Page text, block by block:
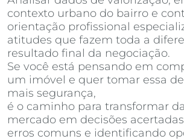
contexto urbano do bairro e
orientação profissional
atitudes que fazem toda a
resultado final da negociação.
Se você está pensando em
um imóvel e quer tomar essa
mais segurança,
é o caminho para transformar
mercado em decisões
erros comuns e identificando